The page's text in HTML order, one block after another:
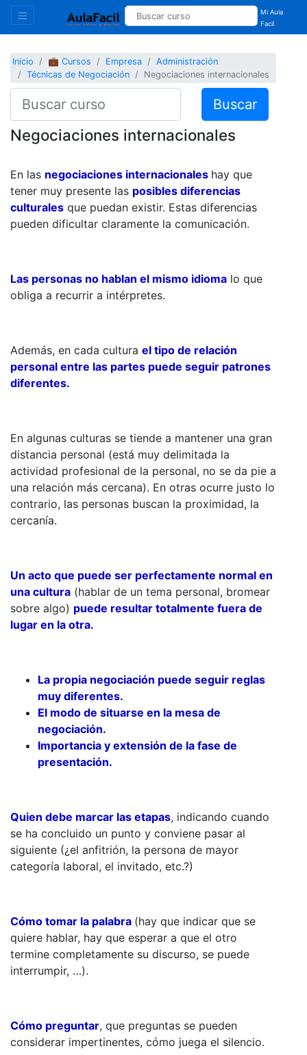
Mi Aula
Facil
Inicio 💼 Cursos Empresa
Administración
Técnicas de Negociación
Negociaciones internacionales
Buscar
Negociaciones internacionales
En las negociaciones internacionales hay que
tener muy presente las posibles diferencias
culturales que puedan existir. Estas diferencias
pueden dificultar claramente la comunicación.
Las personas no hablan el mismo idioma lo que
obliga a recurrir a intérpretes.
Además, en cada cultura el tipo de relación
personal entre las partes puede seguir patrones
diferentes.
En algunas culturas se tiende a mantener una gran
distancia personal (está muy delimitada la
actividad profesional de la personal, no se da pie a
una relación más cercana). En otras ocurre justo lo
contrario, las personas buscan la proximidad, la
cercanía.
Un acto que puede ser perfectamente normal en
una cultura (hablar de un tema personal, bromear
sobre algo) puede resultar totalmente fuera de
lugar en la otra.
La propia negociación puede seguir reglas
muy diferentes.
El modo de situarse en la mesa de
negociación.
Importancia y extensión de la fase de
presentación.
Quien debe marcar las etapas, indicando cuando
se ha concluido un punto y conviene pasar al
siguiente (¿el anfitrión, la persona de mayor
categoría laboral, el invitado, etc.?)
Cómo tomar la palabra (hay que indicar que se
quiere hablar, hay que esperar a que el otro
termine completamente su discurso, se puede
interrumpir, …).
Cómo preguntar, que preguntas se pueden
considerar impertinentes, cómo juega el silencio.